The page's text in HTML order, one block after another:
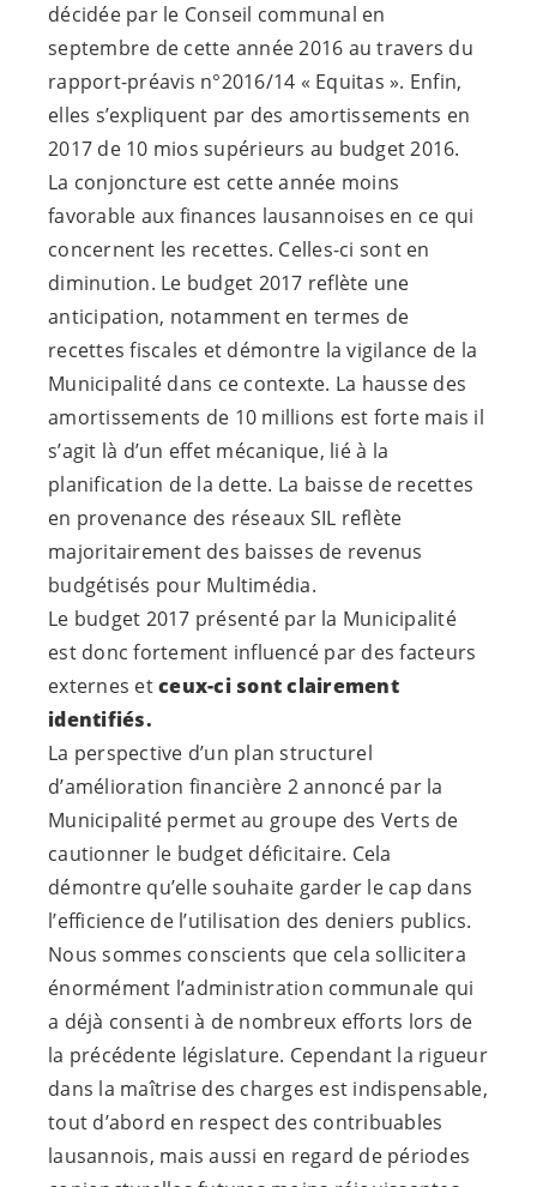
décidée par le Conseil communal en
septembre de cette année 2016 au travers du
rapport-préavis n°2016/14 « Equitas ». Enfin,
elles s’expliquent par des amortissements en
2017 de 10 mios supérieurs au budget 2016.
La conjoncture est cette année moins
favorable aux finances lausannoises en ce qui
concernent les recettes. Celles-ci sont en
diminution. Le budget 2017 reflète une
anticipation, notamment en termes de
recettes fiscales et démontre la vigilance de la
Municipalité dans ce contexte. La hausse des
amortissements de 10 millions est forte mais il
s’agit là d’un effet mécanique, lié à la
planification de la dette. La baisse de recettes
en provenance des réseaux SIL reflète
majoritairement des baisses de revenus
budgétisés pour Multimédia.
Le budget 2017 présenté par la Municipalité
est donc fortement influencé par des facteurs
externes etceux-ci sont clairement
identifiés.
La perspective d’un plan structurel
d’amélioration financière 2 annoncé par la
Municipalité permet au groupe des Verts de
cautionner le budget déficitaire. Cela
démontre qu’elle souhaite garder le cap dans
l’efficience de l’utilisation des deniers publics.
Nous sommes conscients que cela sollicitera
énormément l’administration communale qui
a déjà consenti à de nombreux efforts lors de
la précédente législature. Cependant la rigueur
dans la maîtrise des charges est indispensable,
tout d’abord en respect des contribuables
lausannois, mais aussi en regard de périodes